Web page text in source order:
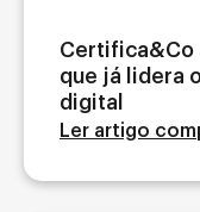
Certifica&Co
que já lidera
digital
Ler artigo